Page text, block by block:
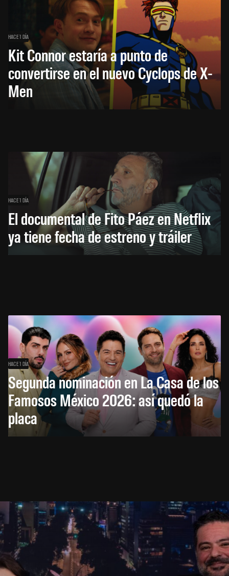
HACE 1 DÍA
Kit Connor estaría a punto de
convertirse en el nuevo Cyclops de X-
Men
HACE 1 DÍA
El documental de Fito Páez en Netflix
ya tiene fecha de estreno y tráiler
HACE 1 DÍA
Segunda nominación en La Casa de los
Famosos México 2026: así quedó la
placa